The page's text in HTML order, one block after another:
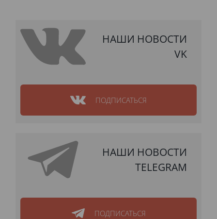
НАШИ НОВОСТИ
VK
ПОДПИСАТЬСЯ
НАШИ НОВОСТИ
TELEGRAM
ПОДПИСАТЬСЯ